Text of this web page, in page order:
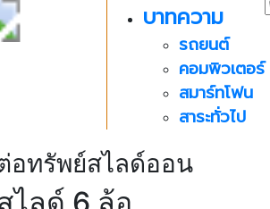
บาทความ
รถยนต์
คอมพิวเตอร์
สมาร์ทโฟน
สาระทั่วไป
อทรัพย์สไลด์ออน